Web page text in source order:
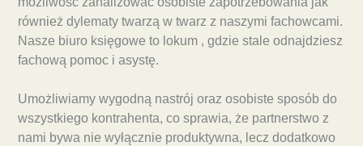
również dylematy twarzą w twarz z naszymi fachowcami.
Nasze biuro księgowe to lokum , gdzie stale odnajdziesz
fachową pomoc i asystę.
Umożliwiamy wygodną nastrój oraz osobiste sposób do
wszystkiego kontrahenta, co sprawia, że partnerstwo z
nami bywa nie wyłącznie produktywna, lecz dodatkowo